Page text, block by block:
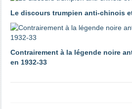
Le discours trumpien anti-chinois
Contrairement à la légende noire
en 1932-33